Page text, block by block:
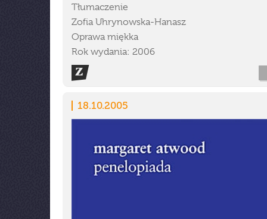
Tłumaczenie
Zofia Uhrynowska-Hanasz
Oprawa miękka
Rok wydania: 2006
18.10.2005